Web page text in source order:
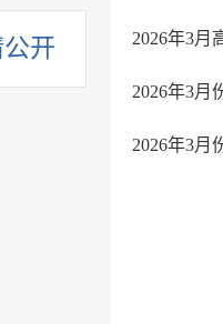
开 2026年3月
2026年3月
2026年3月